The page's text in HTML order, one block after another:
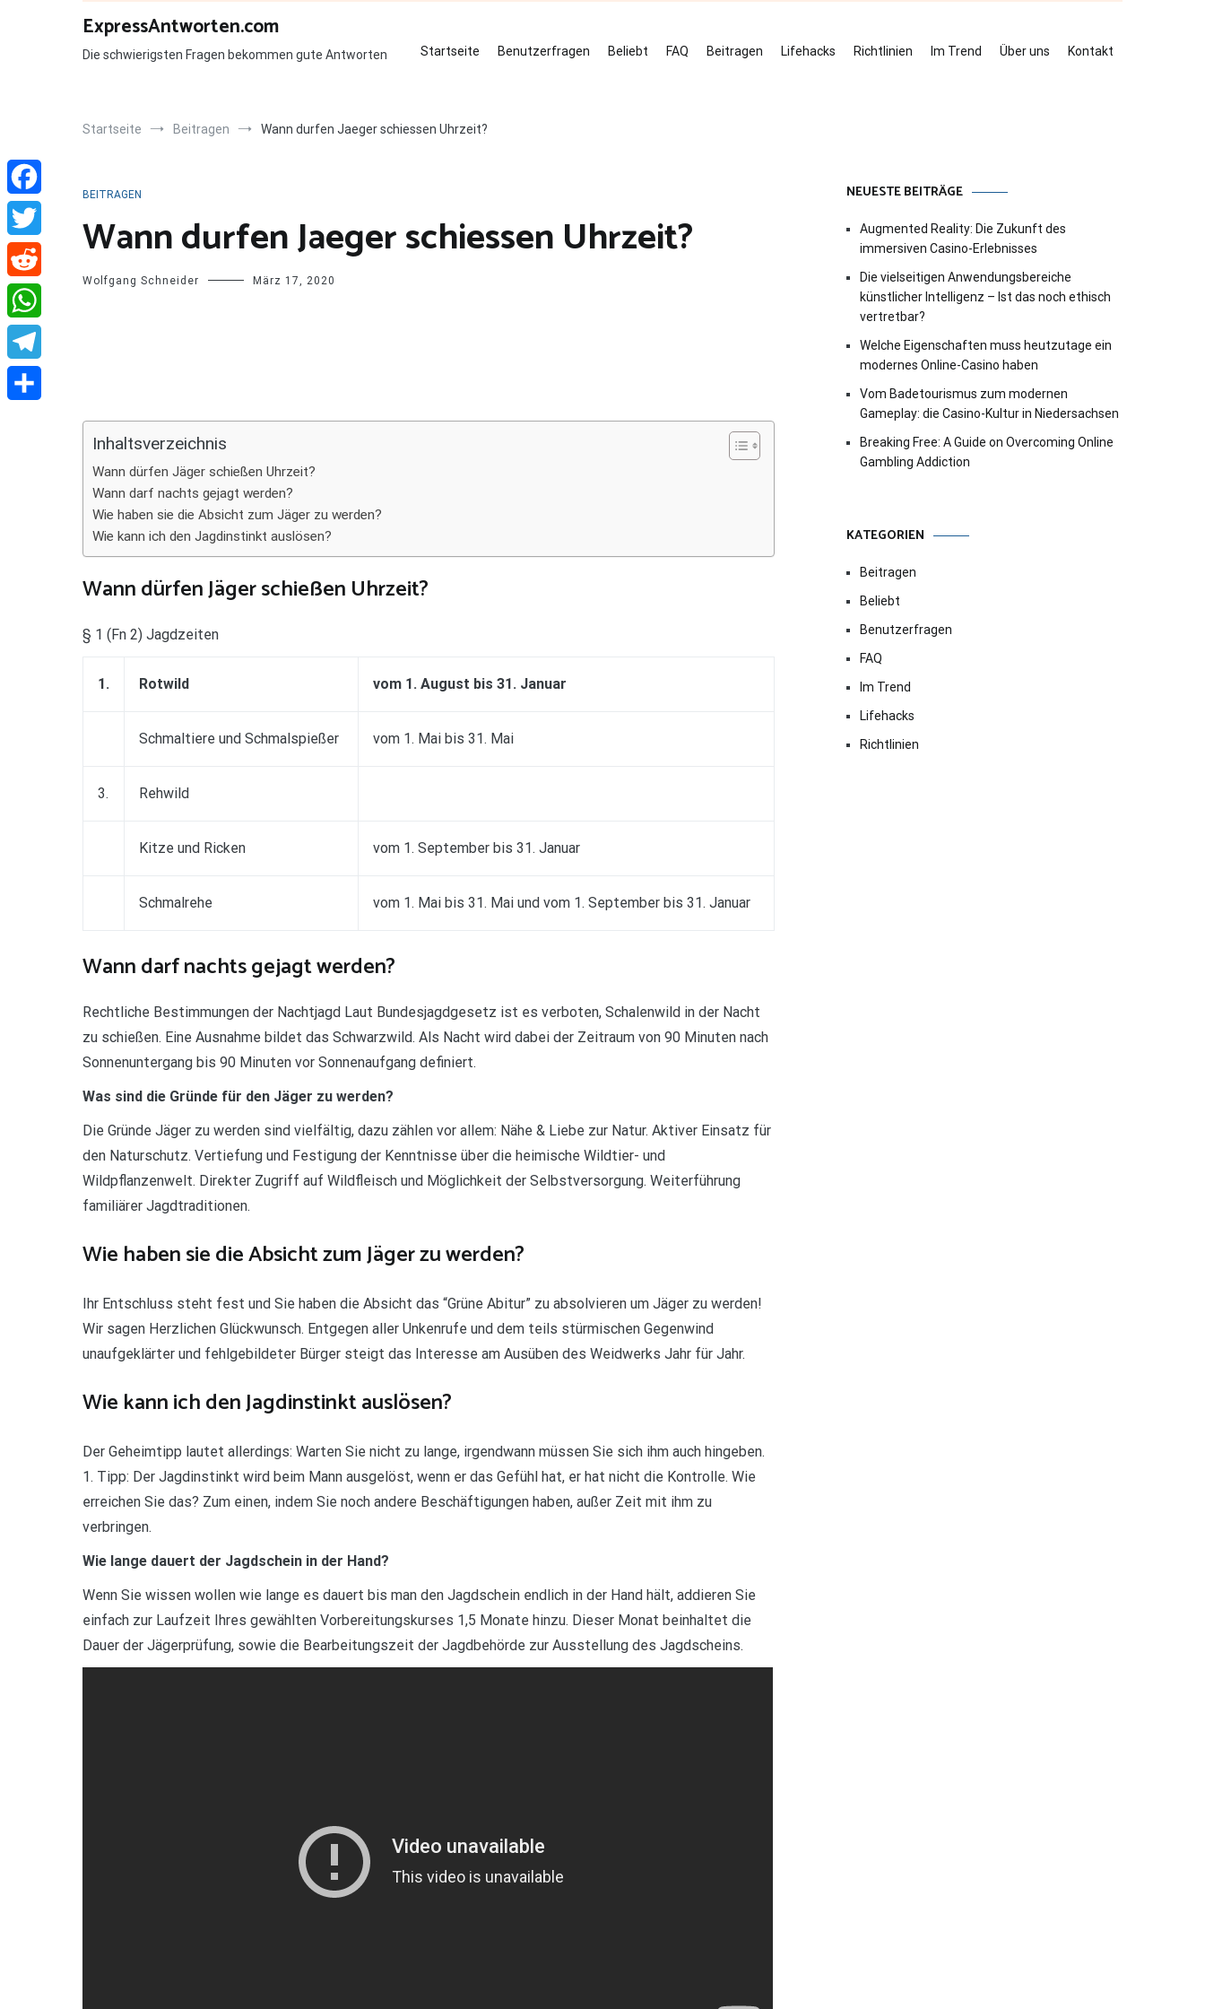
ExpressAntworten.com
Die schwierigsten Fragen bekommen gute Antworten Startseite Benutzerfragen Beliebt FAQ Beitragen Lifehacks Richtlinien Im Trend Über uns Kontakt
Startseite Beitragen Wann durfen Jaeger schiessen Uhrzeit?
BEITRAGEN
Wann durfen Jaeger schiessen Uhrzeit?
Wolfgang Schneider März 17, 2020
Inhaltsverzeichnis
Wann dürfen Jäger schießen Uhrzeit?
Wann darf nachts gejagt werden?
Wie haben sie die Absicht zum Jäger zu werden?
Wie kann ich den Jagdinstinkt auslösen?
Wann dürfen Jäger schießen Uhrzeit?
§ 1 (Fn 2) Jagdzeiten
1. Rotwild vom 1. August bis 31. Januar
Schmaltiere und Schmalspießer vom 1. Mai bis 31. Mai
3. Rehwild
Kitze und Ricken vom 1. September bis 31. Januar
Schmalrehe vom 1. Mai bis 31. Mai und vom 1. September bis 31. Januar
Wann darf nachts gejagt werden?
Rechtliche Bestimmungen der Nachtjagd Laut Bundesjagdgesetz ist es verboten, Schalenwild in der Nacht
zu schießen. Eine Ausnahme bildet das Schwarzwild. Als Nacht wird dabei der Zeitraum von 90 Minuten nach
Sonnenuntergang bis 90 Minuten vor Sonnenaufgang definiert.
Was sind die Gründe für den Jäger zu werden?
Die Gründe Jäger zu werden sind vielfältig, dazu zählen vor allem: Nähe & Liebe zur Natur. Aktiver Einsatz für
den Naturschutz. Vertiefung und Festigung der Kenntnisse über die heimische Wildtier- und
Wildpflanzenwelt. Direkter Zugriff auf Wildfleisch und Möglichkeit der Selbstversorgung. Weiterführung
familiärer Jagdtraditionen.
Wie haben sie die Absicht zum Jäger zu werden?
Ihr Entschluss steht fest und Sie haben die Absicht das “Grüne Abitur” zu absolvieren um Jäger zu werden!
Wir sagen Herzlichen Glückwunsch. Entgegen aller Unkenrufe und dem teils stürmischen Gegenwind
unaufgeklärter und fehlgebildeter Bürger steigt das Interesse am Ausüben des Weidwerks Jahr für Jahr.
Wie kann ich den Jagdinstinkt auslösen?
Der Geheimtipp lautet allerdings: Warten Sie nicht zu lange, irgendwann müssen Sie sich ihm auch hingeben.
1. Tipp: Der Jagdinstinkt wird beim Mann ausgelöst, wenn er das Gefühl hat, er hat nicht die Kontrolle. Wie
erreichen Sie das? Zum einen, indem Sie noch andere Beschäftigungen haben, außer Zeit mit ihm zu
verbringen.
Wie lange dauert der Jagdschein in der Hand?
Wenn Sie wissen wollen wie lange es dauert bis man den Jagdschein endlich in der Hand hält, addieren Sie
einfach zur Laufzeit Ihres gewählten Vorbereitungskurses 1,5 Monate hinzu. Dieser Monat beinhaltet die
Dauer der Jägerprüfung, sowie die Bearbeitungszeit der Jagdbehörde zur Ausstellung des Jagdscheins.
NEUESTE BEITRÄGE
Augmented Reality: Die Zukunft des
immersiven Casino-Erlebnisses
Die vielseitigen Anwendungsbereiche
künstlicher Intelligenz – Ist das noch ethisch
vertretbar?
Welche Eigenschaften muss heutzutage ein
modernes Online-Casino haben
Vom Badetourismus zum modernen
Gameplay: die Casino-Kultur in Niedersachsen
Breaking Free: A Guide on Overcoming Online
Gambling Addiction
KATEGORIEN
Beitragen
Beliebt
Benutzerfragen
FAQ
Im Trend
Lifehacks
Richtlinien
Facebook
Twitter
Reddit
WhatsApp
Telegram